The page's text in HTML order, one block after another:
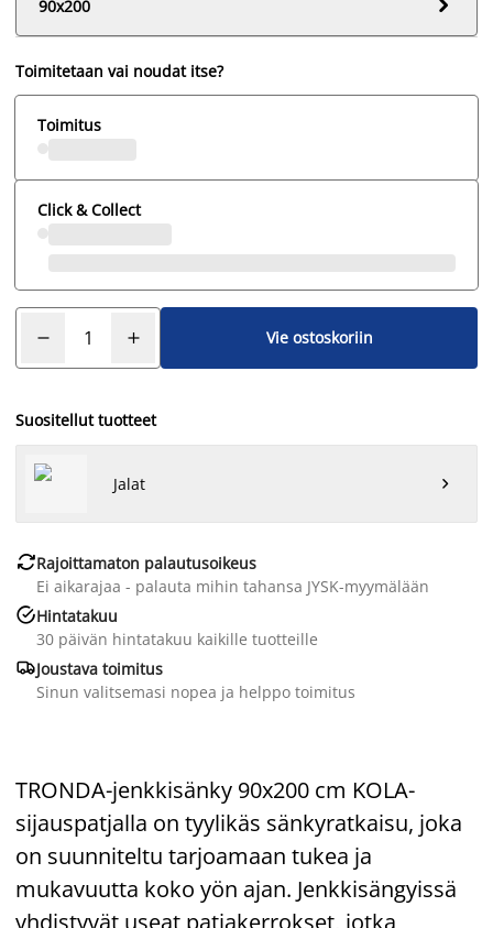
90x200

Toimitetaan vai noudat itse?
Toimitus
Click & Collect
Vie ostoskoriin
Suositellut tuotteet
Jalat 
Rajoittamaton palautusoikeus
Ei aikarajaa - palauta mihin tahansa JYSK-myymälään
Hintatakuu
30 päivän hintatakuu kaikille tuotteille
Joustava toimitus
Sinun valitsemasi nopea ja helppo toimitus
TRONDA-jenkkisänky 90x200 cm KOLA-
sijauspatjalla on tyylikäs sänkyratkaisu, joka
on suunniteltu tarjoamaan tukea ja
mukavuutta koko yön ajan. Jenkkisängyissä
yhdistyvät useat patjakerrokset, jotka